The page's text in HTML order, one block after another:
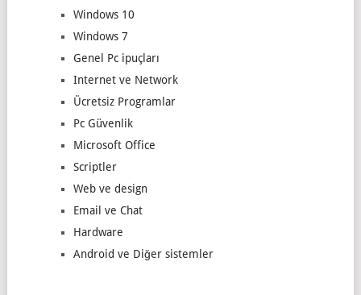
Windows 10
Windows 7
Genel Pc ipuçları
Internet ve Network
Ücretsiz Programlar
Pc Güvenlik
Microsoft Office
Scriptler
Web ve design
Email ve Chat
Hardware
Android ve Diğer sistemler